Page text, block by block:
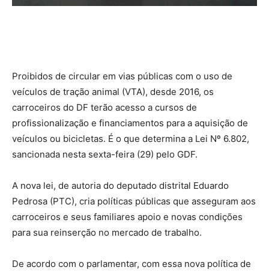
Proibidos de circular em vias públicas com o uso de
veículos de tração animal (VTA), desde 2016, os
carroceiros do DF terão acesso a cursos de
profissionalização e financiamentos para a aquisição de
veículos ou bicicletas. É o que determina a Lei Nº 6.802,
sancionada nesta sexta-feira (29) pelo GDF.
A nova lei, de autoria do deputado distrital Eduardo
Pedrosa (PTC), cria políticas públicas que asseguram aos
carroceiros e seus familiares apoio e novas condições
para sua reinserção no mercado de trabalho.
De acordo com o parlamentar, com essa nova política de